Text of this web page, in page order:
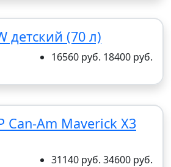
детский (70 л)
16560 руб. 18400 руб.
Can-Am Maverick X3
31140 руб. 34600 руб.